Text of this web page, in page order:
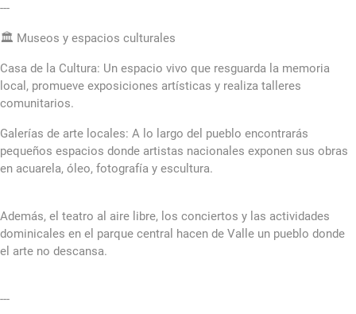
---
🏛️ Museos y espacios culturales
Casa de la Cultura: Un espacio vivo que resguarda la memoria
local, promueve exposiciones artísticas y realiza talleres
comunitarios.
Galerías de arte locales: A lo largo del pueblo encontrarás
pequeños espacios donde artistas nacionales exponen sus obras
en acuarela, óleo, fotografía y escultura.
Además, el teatro al aire libre, los conciertos y las actividades
dominicales en el parque central hacen de Valle un pueblo donde
el arte no descansa.
---